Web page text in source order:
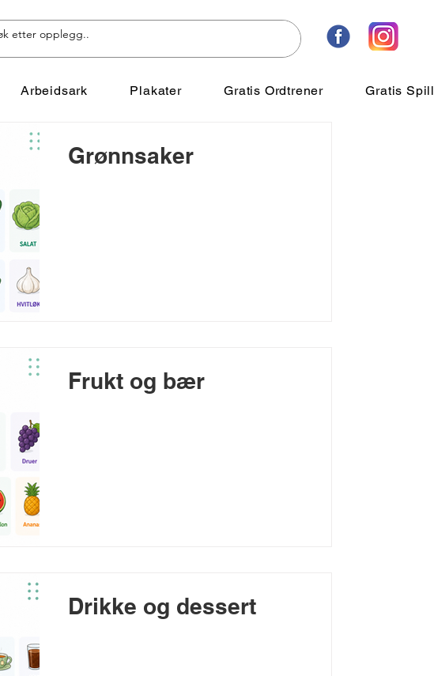
Arbeidsark Plakater Gratis Ordtrener Gratis Spill
Grønnsaker
Frukt og bær
Drikke og dessert